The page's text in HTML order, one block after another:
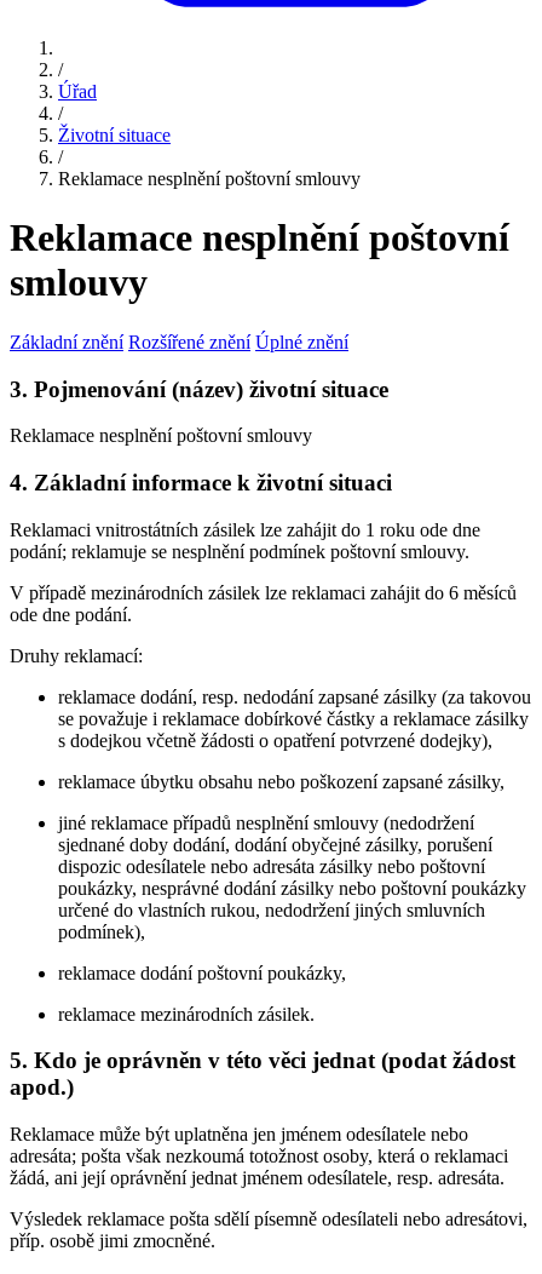
/
Úřad
/
Životní situace
/
Reklamace nesplnění poštovní smlouvy
Reklamace nesplnění poštovní
smlouvy
Základní znění Rozšířené znění Úplné znění
3. Pojmenování (název) životní situace
Reklamace nesplnění poštovní smlouvy
4. Základní informace k životní situaci
Reklamaci vnitrostátních zásilek lze zahájit do 1 roku ode dne
podání; reklamuje se nesplnění podmínek poštovní smlouvy.
V případě mezinárodních zásilek lze reklamaci zahájit do 6 měsíců
ode dne podání.
Druhy reklamací:
reklamace dodání, resp. nedodání zapsané zásilky (za takovou
se považuje i reklamace dobírkové částky a reklamace zásilky
s dodejkou včetně žádosti o opatření potvrzené dodejky),
reklamace úbytku obsahu nebo poškození zapsané zásilky,
jiné reklamace případů nesplnění smlouvy (nedodržení
sjednané doby dodání, dodání obyčejné zásilky, porušení
dispozic odesílatele nebo adresáta zásilky nebo poštovní
poukázky, nesprávné dodání zásilky nebo poštovní poukázky
určené do vlastních rukou, nedodržení jiných smluvních
podmínek),
reklamace dodání poštovní poukázky,
reklamace mezinárodních zásilek.
5. Kdo je oprávněn v této věci jednat (podat žádost
apod.)
Reklamace může být uplatněna jen jménem odesílatele nebo
adresáta; pošta však nezkoumá totožnost osoby, která o reklamaci
žádá, ani její oprávnění jednat jménem odesílatele, resp. adresáta.
Výsledek reklamace pošta sdělí písemně odesílateli nebo adresátovi,
příp. osobě jimi zmocněné.